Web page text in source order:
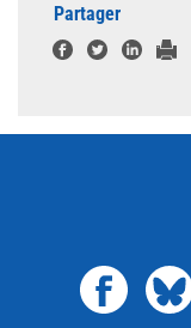
Partager